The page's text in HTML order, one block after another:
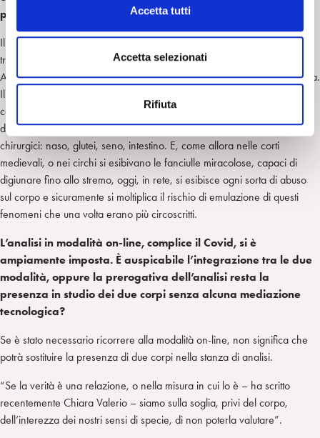
c
o
o
Accetta tutti
Accetta selezionati
Rifiuta
passato?
Il cambiamento del corpo e la relazione con questo cambiamento è il
travaglio dell’adolescenza, adesso come in tutte le epoche precedenti.
Ad esempio l’anoressia, come rifiuto del corpo pubere, è sempre esistita.
Il rischio per la nostra epoca è che la possibilità di manipolare il corpo
con farmaci, interventi, protesi, alimenti la fantasia di autogenerazione
del corpo. Una mia paziente si era sottoposta a diversi interventi
chirurgici: naso, glutei, seno, intestino. E, come allora nelle corti
medievali, o nei circhi si esibivano le fanciulle miracolose, capaci di
digiunare fino allo stremo, oggi, in rete, si esibisce ogni sorta di abuso
sul corpo e sicuramente si moltiplica il rischio di emulazione di questi
fenomeni che una volta erano più circoscritti.
L’analisi in modalità on-line, complice il Covid, si è
ampiamente imposta. È auspicabile l’integrazione tra le due
modalità, oppure la prerogativa dell’analisi resta la
presenza in studio dei due corpi senza alcuna mediazione
tecnologica?
Se è stato necessario ricorrere alla modalità on-line, non significa che
potrà sostituire la presenza di due corpi nella stanza di analisi.
“Se la verità è una relazione, o nella misura in cui lo è – ha scritto
recentemente Chiara Valerio – siamo sulla soglia, privi del corpo,
dell’interezza dei nostri sensi di specie, di non poterla valutare”.